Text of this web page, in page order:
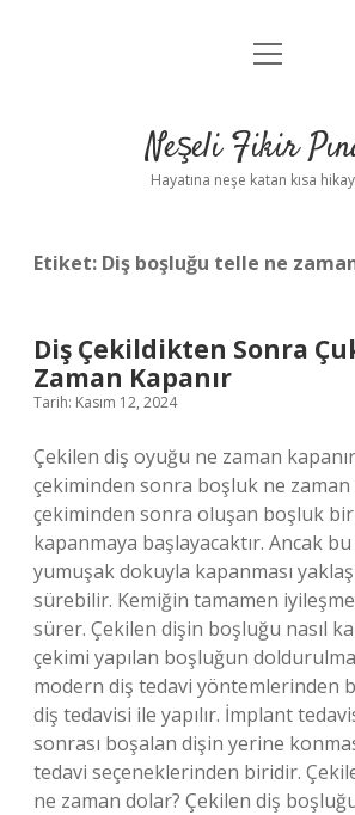
Anasayfa
Yasal Uyarı
menüyü
Neşeli Fikir
Hayatına neşe katan kısa
Etiket: Diş boşluğu telle ne
Diş Çekildikten Sonra
Zaman Kapanır
Tarih: Kasım 12, 2024
Çekilen diş oyuğu ne zaman
çekiminden sonra boşluk ne zaman
çekiminden sonra oluşan boşluk
kapanmaya başlayacaktır. Ancak
yumuşak dokuyla kapanması
sürebilir. Kemiğin tamamen
sürer. Çekilen dişin boşluğu nasıl
çekimi yapılan boşluğun
modern diş tedavi yöntemlerinden
diş tedavisi ile yapılır. İmplant
sonrası boşalan dişin yerine
tedavi seçeneklerinden biridir.
ne zaman dolar? Çekilen diş